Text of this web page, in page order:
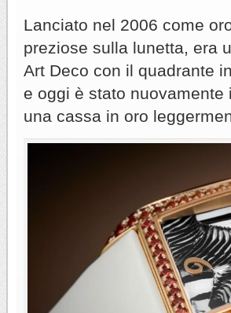
Lanciato nel 2006 come
preziose sulla lunetta, era
Art Deco con il quadrante
e oggi è stato
una cassa in oro